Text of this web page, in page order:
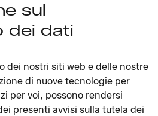
sul
dei dati
dei nostri siti web e delle nostre
di nuove tecnologie per
per voi, possono rendersi
presenti avvisi sulla tutela dei